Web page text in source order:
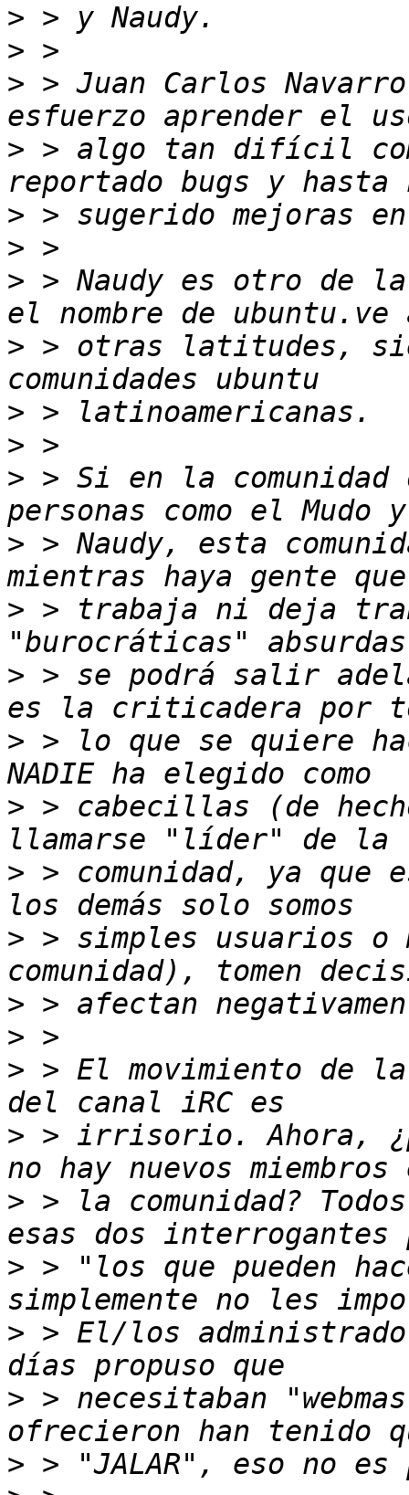
>
>
> > Juan Carlos
> > algo tan difícil
>
>
> > Naudy es otro de
> > otras latitudes,
>
>
> > Si en la comunidad
> > Naudy, esta
> > trabaja ni deja
> > se podrá salir
> > lo que se quiere
> > cabecillas (de
> > comunidad, ya que
> > simples usuarios o
>
>
> > El movimiento de
> > irrisorio. Ahora,
> > la comunidad?
> > "los que pueden
> > El/los
> > necesitaban
>